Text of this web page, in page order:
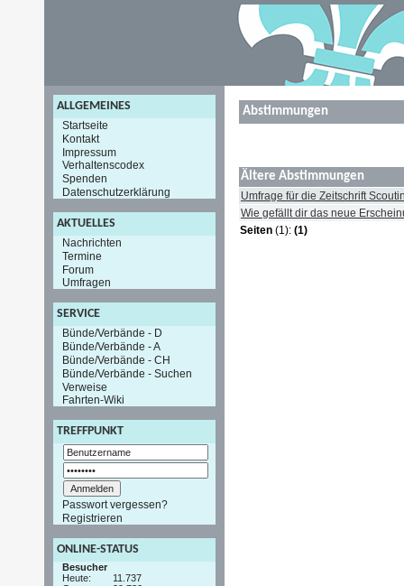
ALLGEMEINES
Startseite
Kontakt
Impressum
Verhaltenscodex
Spenden
Datenschutzerklärung
AKTUELLES
Nachrichten
Termine
Forum
Umfragen
SERVICE
Bünde/Verbände - D
Bünde/Verbände - A
Bünde/Verbände - CH
Bünde/Verbände - Suchen
Verweise
Fahrten-Wiki
TREFFPUNKT
Passwort vergessen?
Registrieren
ONLINE-STATUS
Besucher
Heute:
11.737
Abstimmungen
Ältere Abstimmungen
Umfrage für die Zeitschrift
Wie gefällt dir das neue
Seiten (1): (1)